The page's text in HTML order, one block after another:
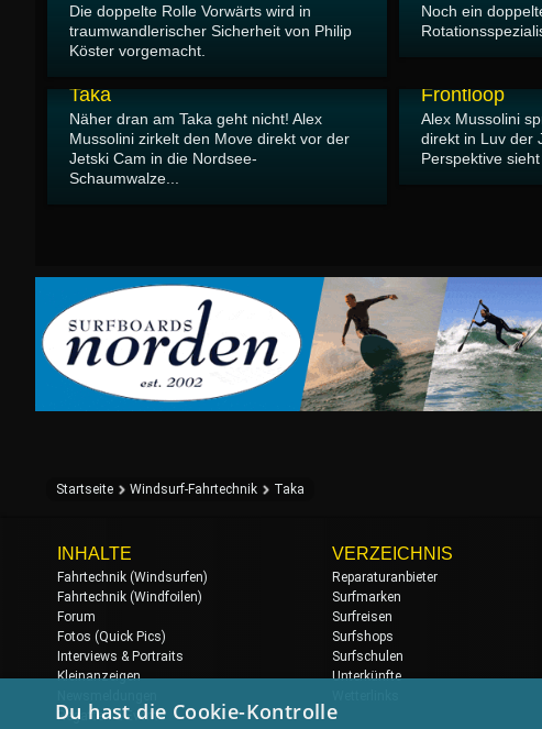
Die doppelte Rolle Vorwärts wird in
traumwandlerischer Sicherheit von Philip
Köster vorgemacht.
Noch ein
Taka
Näher dran am Taka geht nicht! Alex
Mussolini zirkelt den Move direkt vor der
Jetski Cam in die Nordsee-
Schaumwalze...
Frontloop
Alex Mussolini
direkt in Luv der
Perspektive
Startseite Windsurf-Fahrtechnik Taka
INHALTE
Fahrtechnik (Windsurfen)
Fahrtechnik (Windfoilen)
Forum
Fotos (Quick Pics)
Interviews & Portraits
Kleinanzeigen
Regatten & Events
VERZEICHNIS
Reparaturanbieter
Surfmarken
Surfreisen
Surfshops
Surfschulen
Unterkünfte
Du hast die Cookie-Kontrolle